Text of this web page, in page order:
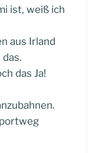
ist, weiß ich
aus Irland
das Ja!